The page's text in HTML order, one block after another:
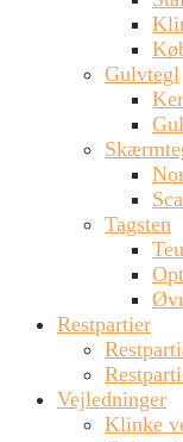
Gulvtegl
Tagsten
Restpartier
Vejledninger
Klinke